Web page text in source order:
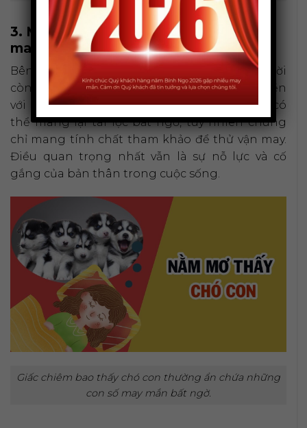
3. Mơ thấy chó con và những con số
may mắn ẩn sau
Bên cạnh việc giải mã điềm báo, nhiều người
còn tin rằng giấcmơ thấy chó concòn gắn liền
với những con số may mắn. Các con số này có
thể mang lại tài lộc bất ngờ, tuy nhiên chúng
chỉ mang tính chất tham khảo để thử vận may.
Điều quan trọng nhất vẫn là sự nỗ lực và cố
gắng của bản thân trong cuộc sống.
Giấc chiêm bao thấy chó con thường ẩn chứa những
con số may mắn bất ngờ.